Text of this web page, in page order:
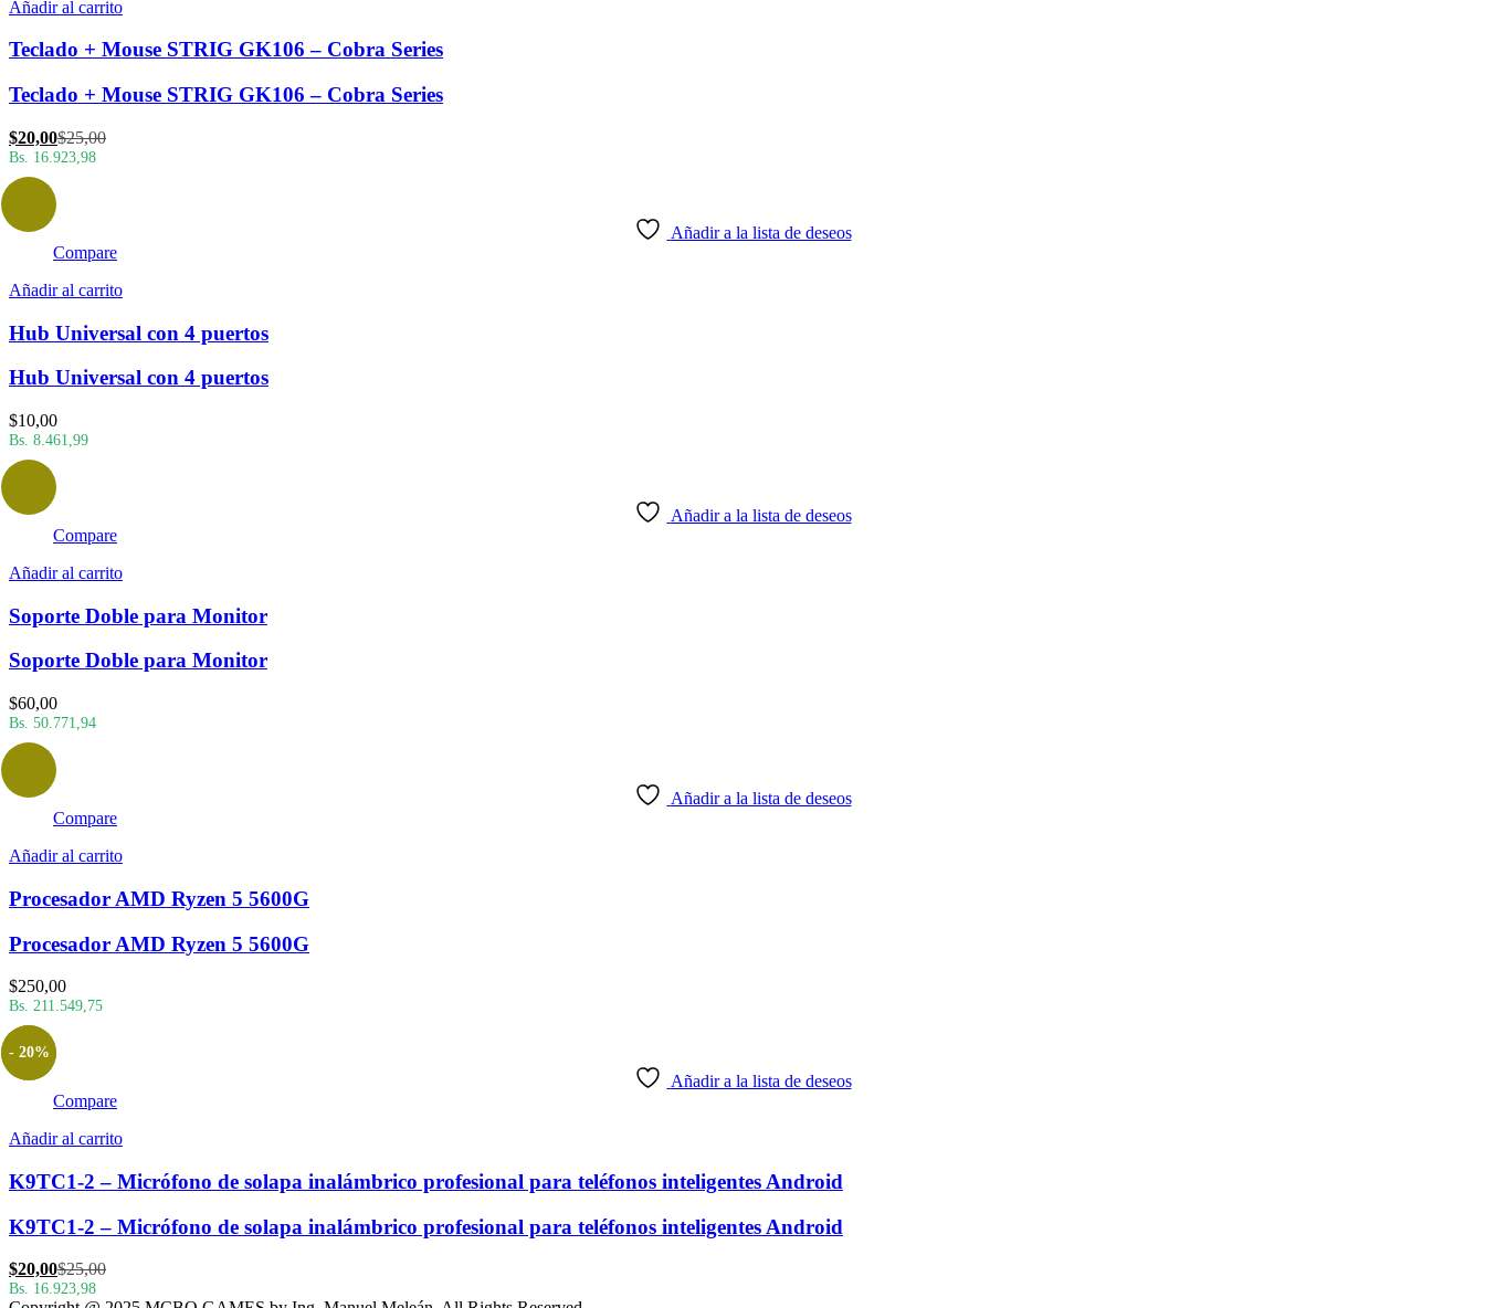
Añadir al carrito
Teclado + Mouse STRIG GK106 – Cobra Series
Teclado + Mouse STRIG GK106 – Cobra Series
$20,00El
precio
$25,00El
Bs. 16.923,98
Añadir a la lista de deseos
Compare
Añadir al carrito
Hub Universal con 4 puertos
Hub Universal con 4 puertos
$10,00
Bs. 8.461,99
Añadir a la lista de deseos
Compare
Añadir al carrito
Soporte Doble para Monitor
Soporte Doble para Monitor
$60,00
Bs. 50.771,94
Añadir a la lista de deseos
Compare
Añadir al carrito
Procesador AMD Ryzen 5 5600G
Procesador AMD Ryzen 5 5600G
$250,00
Bs. 211.549,75
Añadir a la lista de deseos
Compare
Añadir al carrito
K9TC1-2 – Micrófono de solapa inalámbrico profesional para teléfonos inteligentes Android
K9TC1-2 – Micrófono de solapa inalámbrico profesional para teléfonos inteligentes Android
$20,00El
precio
$25,00El
Bs. 16.923,98
- 20%